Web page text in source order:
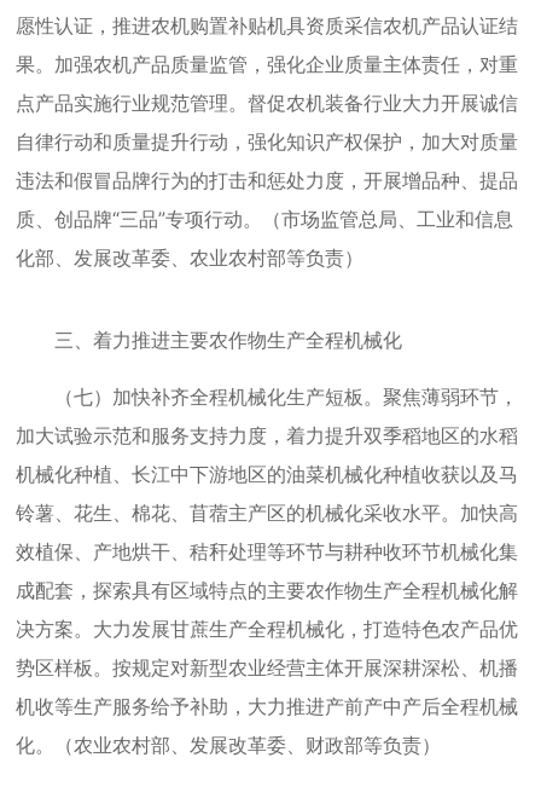
愿性认证，推进农机购置补贴机具资质采信农机产品认证结
果。加强农机产品质量监管，强化企业质量主体责任，对重
点产品实施行业规范管理。督促农机装备行业大力开展诚信
自律行动和质量提升行动，强化知识产权保护，加大对质量
违法和假冒品牌行为的打击和惩处力度，开展增品种、提品
质、创品牌“三品”专项行动。（市场监管总局、工业和信息
化部、发展改革委、农业农村部等负责）
三、着力推进主要农作物生产全程机械化
（七）加快补齐全程机械化生产短板。聚焦薄弱环节，
加大试验示范和服务支持力度，着力提升双季稻地区的水稻
机械化种植、长江中下游地区的油菜机械化种植收获以及马
铃薯、花生、棉花、苜蓿主产区的机械化采收水平。加快高
效植保、产地烘干、秸秆处理等环节与耕种收环节机械化集
成配套，探索具有区域特点的主要农作物生产全程机械化解
决方案。大力发展甘蔗生产全程机械化，打造特色农产品优
势区样板。按规定对新型农业经营主体开展深耕深松、机播
机收等生产服务给予补助，大力推进产前产中产后全程机械
化。（农业农村部、发展改革委、财政部等负责）